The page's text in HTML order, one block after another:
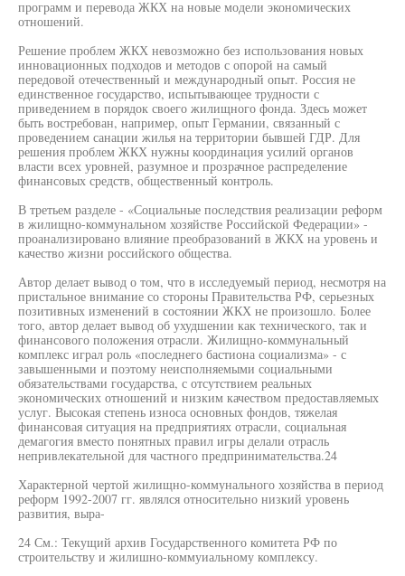
программ и перевода ЖКХ на новые модели экономических
отношений.
Решение проблем ЖКХ невозможно без использования новых
инновационных подходов и методов с опорой на самый
передовой отечественный и международный опыт. Россия не
единственное государство, испытывающее трудности с
приведением в порядок своего жилищного фонда. Здесь может
быть востребован, например, опыт Германии, связанный с
проведением санации жилья на территории бывшей ГДР. Для
решения проблем ЖКХ нужны координация усилий органов
власти всех уровней, разумное и прозрачное распределение
финансовых средств, общественный контроль.
В третьем разделе - «Социальные последствия реализации реформ
в жилищно-коммунальном хозяйстве Российской Федерации» -
проанализировано влияние преобразований в ЖКХ на уровень и
качество жизни российского общества.
Автор делает вывод о том, что в исследуемый период, несмотря на
пристальное внимание со стороны Правительства РФ, серьезных
позитивных изменений в состоянии ЖКХ не произошло. Более
того, автор делает вывод об ухудшении как технического, так и
финансового положения отрасли. Жилищно-коммунальный
комплекс играл роль «последнего бастиона социализма» - с
завышенными и поэтому неисполняемыми социальными
обязательствами государства, с отсутствием реальных
экономических отношений и низким качеством предоставляемых
услуг. Высокая степень износа основных фондов, тяжелая
финансовая ситуация на предприятиях отрасли, социальная
демагогия вместо понятных правил игры делали отрасль
непривлекательной для частного предпринимательства.24
Характерной чертой жилищно-коммунального хозяйства в период
реформ 1992-2007 гг. являлся относительно низкий уровень
развития, выра-
24 См.: Текущий архив Государственного комитета РФ по
строительству и жилишно-коммуиальному комплексу.